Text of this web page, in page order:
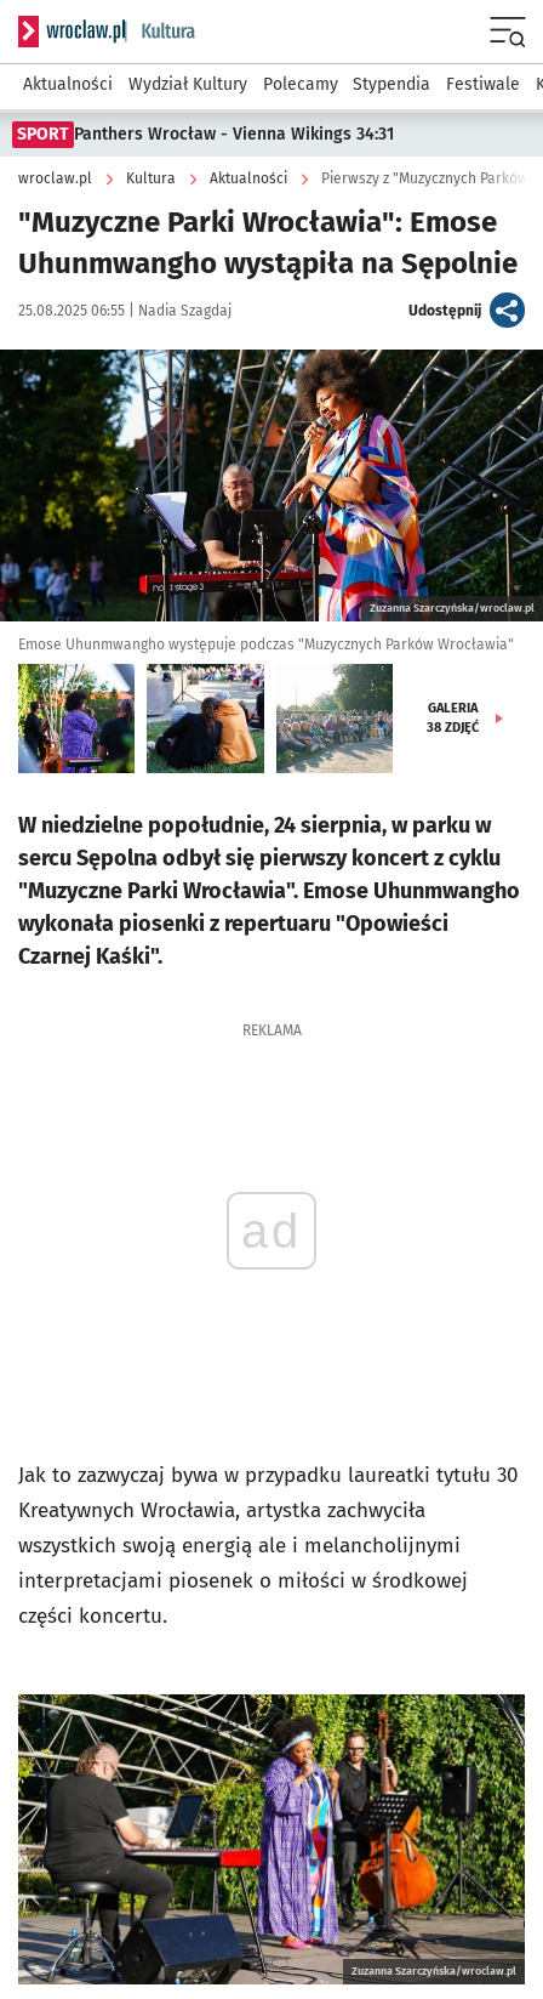
Serwis informacyjny wroclaw.pl podserwis: Kultura
Aktualności Wydział Kultury Polecamy Stypendia Festiwale
SPORT Panthers Wrocław - Vienna Wikings 34:31
wroclaw.pl Kultura Aktualności Pierwszy z "Muzycznych Parków
"Muzyczne Parki Wrocławia": Emose
Uhunmwangho wystąpiła na Sępolnie
Data publikacji:
25.08.2025 06:55 | Autor:
Nadia Szagdaj Udostępnijartykuł
Kliknij, aby zobaczyć galerię
Zuzanna Szarczyńska/wroclaw.pl
Emose Uhunmwangho występuje podczas "Muzycznych Parków Wrocławia"
GALERIA
38 ZDJĘĆ
W niedzielne popołudnie, 24 sierpnia, w parku w
sercu Sępolna odbył się pierwszy koncert z cyklu
"Muzyczne Parki Wrocławia". Emose Uhunmwangho
wykonała piosenki z repertuaru "Opowieści
Czarnej Kaśki".
REKLAMA
ad
Jak to zazwyczaj bywa w przypadku laureatki tytułu 30
Kreatywnych Wrocławia, artystka zachwyciła
wszystkich swoją energią ale i melancholijnymi
interpretacjami piosenek o miłości w środkowej
części koncertu.
Zuzanna Szarczyńska/wroclaw.pl